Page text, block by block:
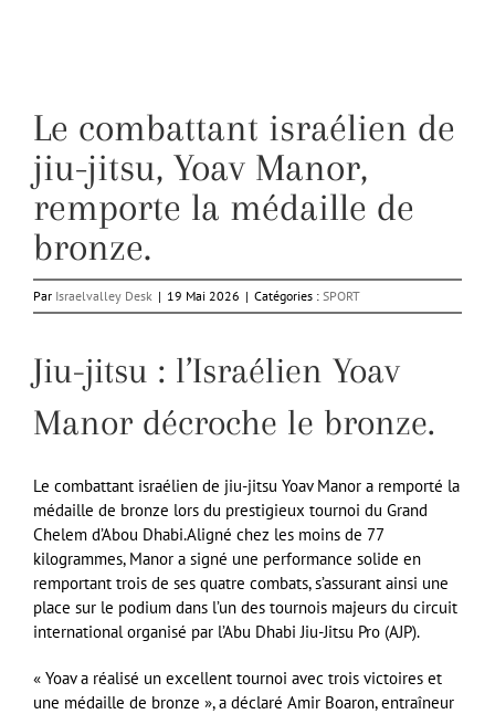
Le combattant israélien de
jiu-jitsu, Yoav Manor,
remporte la médaille de
bronze.
Par Israelvalley Desk | 19 Mai 2026 | Catégories : SPORT
Jiu-jitsu : l’Israélien Yoav
Manor décroche le bronze.
Le combattant israélien de jiu-jitsu Yoav Manor a remporté la
médaille de bronze lors du prestigieux tournoi du Grand
Chelem d’Abou Dhabi.Aligné chez les moins de 77
kilogrammes, Manor a signé une performance solide en
remportant trois de ses quatre combats, s’assurant ainsi une
place sur le podium dans l’un des tournois majeurs du circuit
international organisé par l’Abu Dhabi Jiu-Jitsu Pro (AJP).
« Yoav a réalisé un excellent tournoi avec trois victoires et
une médaille de bronze », a déclaré Amir Boaron, entraîneur